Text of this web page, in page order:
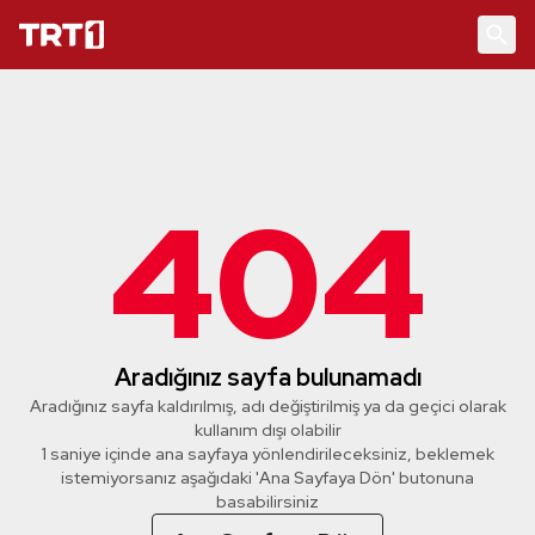
404
Aradığınız sayfa bulunamadı
Aradığınız sayfa kaldırılmış, adı değiştirilmiş ya da geçici olarak
kullanım dışı olabilir
1 saniye içinde ana sayfaya yönlendirileceksiniz, beklemek
istemiyorsanız aşağıdaki 'Ana Sayfaya Dön' butonuna
basabilirsiniz